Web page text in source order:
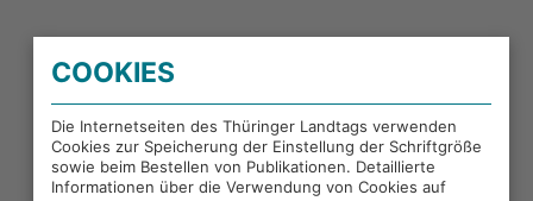
PORTALE DES THÜRINGER LANDTAGS
EXTERNE LINKS
COOKIES
Die Internetseiten des Thüringer Landtags verwenden
Cookies zur Speicherung der Einstellung der Schriftgröße
sowie beim Bestellen von Publikationen. Detaillierte
Informationen über die Verwendung von Cookies auf